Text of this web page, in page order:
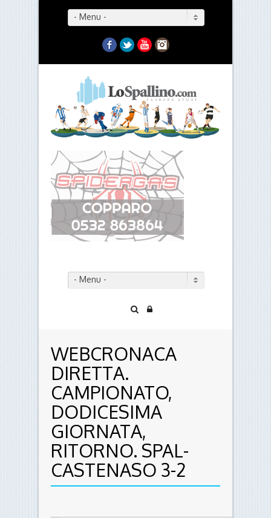
- Menu -
Facebook
TwitterYouTubeInstagram
- Menu -
WEBCRONACA
DIRETTA.
CAMPIONATO,
DODICESIMA
GIORNATA,
RITORNO. SPAL-
CASTENASO 3-2